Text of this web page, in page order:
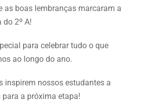
as boas lembranças marcaram a
do 2º A!
para celebrar tudo o que
ao longo do ano.
inspirem nossos estudantes a
a próxima etapa!